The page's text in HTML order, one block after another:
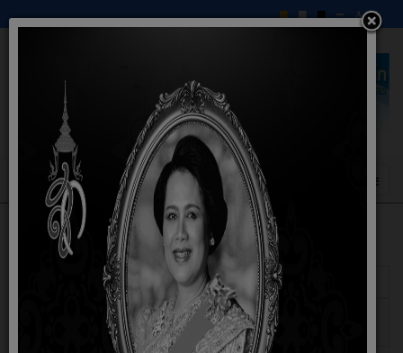
ผู้เขียน
รายงานผลการดำเนินงานประจำปีงบประ
เขียนโดย สุริส
รา ราชวัง